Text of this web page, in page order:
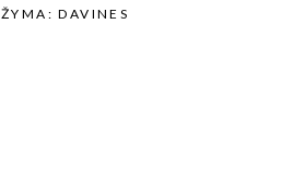
quantity
ŽYMA:DAVINES